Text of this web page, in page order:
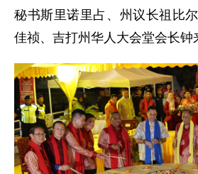
秘书斯里诺里占、州议长祖比
佳祯、吉打州华人大会堂会长钟